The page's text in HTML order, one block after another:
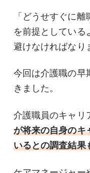
「どうせすぐに
を前提としている
避けなければなり
今回は介護職の早
きました。
介護職員のキャリ
が将来の自身のキ
いるとの調査結果